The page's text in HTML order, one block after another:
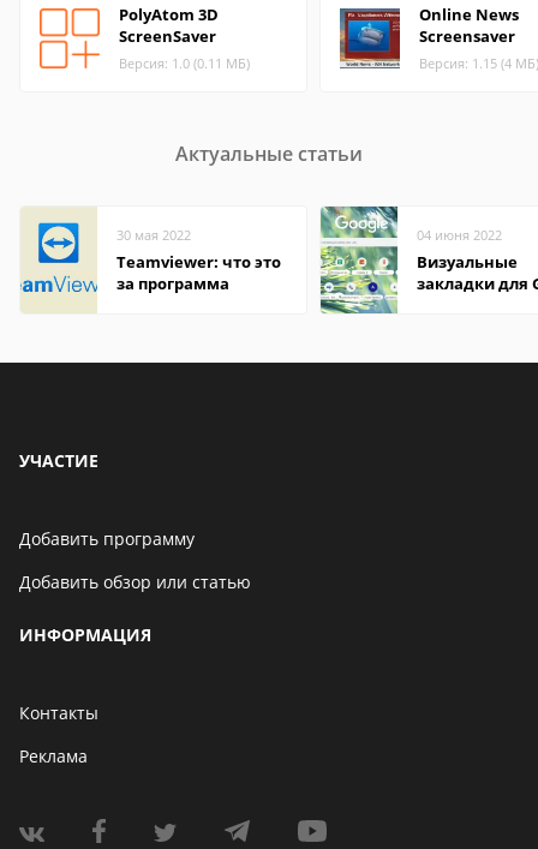
PolyAtom 3D
ScreenSaver
Версия: 1.0 (0.11 МБ)
Online News
Screensaver
Версия: 1.15 (4 МБ)
Актуальные статьи
30 мая 2022
Teamviewer: что это
за программа
04 июня 2022
Визуальные
закладки для
УЧАСТИЕ
Добавить программу
Добавить обзор или статью
ИНФОРМАЦИЯ
Контакты
Реклама